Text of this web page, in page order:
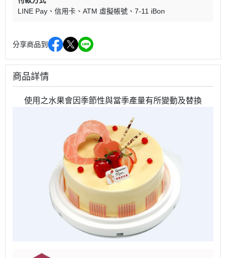
LINE Pay
信用卡 ATM 虛擬帳號 7-11 iBon
分享商品到
商品詳情
使用之水果會因季節性與當季產量有所變動及替換